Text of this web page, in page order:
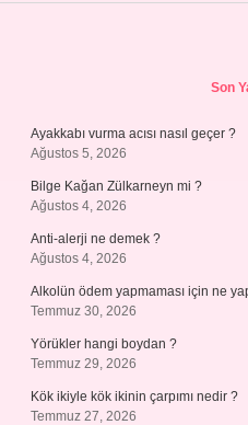
Son
Ayakkabı vurma acısı nasıl geçer ?
Ağustos 5, 2026
Bilge Kağan Zülkarneyn mi ?
Ağustos 4, 2026
Anti-alerji ne demek ?
Ağustos 4, 2026
Alkolün ödem yapmaması için ne
Temmuz 30, 2026
Yörükler hangi boydan ?
Temmuz 29, 2026
Kök ikiyle kök ikinin çarpımı nedir ?
Temmuz 27, 2026